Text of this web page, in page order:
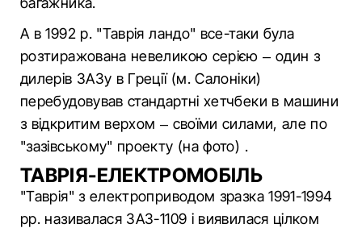
А в 1992 р. "Таврія ландо" все-таки була
розтиражована невеликою серією – один з
дилерів ЗАЗу в Греції (м. Салоніки)
перебудовував стандартні хетчбеки в машини
з відкритим верхом – своїми силами, але по
"зазівському" проекту (на фото) .
ТАВРІЯ-ЕЛЕКТРОМОБІЛЬ
"Таврія" з електроприводом зразка 1991-1994
рр. називалася ЗАЗ-1109 і виявилася цілком